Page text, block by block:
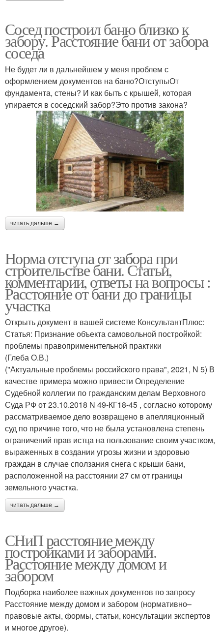
Сосед построил баню близко к
забору. Расстояние бани от забора
соседа
Не будет ли в дальнейшем у меня проблем с
оформлением документов на баню?ОтступыОт
фундамента, стены? И как быть с крышей, которая
упирается в соседский забор?Это против закона?
читать дальше →
Норма отступа от забора при
строительстве бани. Статьи,
комментарии, ответы на вопросы :
Расстояние от бани до границы
участка
Открыть документ в вашей системе КонсультантПлюс:
Статья: Признание объекта самовольной постройкой:
проблемы правоприменительной практики
(Глеба О.В.)
("Актуальные проблемы российского права", 2021, N 5) В
качестве примера можно привести Определение
Судебной коллегии по гражданским делам Верховного
Суда РФ от 23.10.2018 N 49-КГ18-45 , согласно которому
рассматриваемое дело возвращено в апелляционный
суд по причине того, что не была установлена степень
ограничений прав истца на пользование своим участком,
выраженных в создании угрозы жизни и здоровью
граждан в случае сползания снега с крыши бани,
расположенной на расстоянии 27 см от границы
земельного участка.
читать дальше →
СНиП расстояние между
постройками и заборами.
Расстояние между домом и
забором
Подборка наиболее важных документов по запросу
Расстояние между домом и забором (нормативно–
правовые акты, формы, статьи, консультации экспертов
и многое другое).